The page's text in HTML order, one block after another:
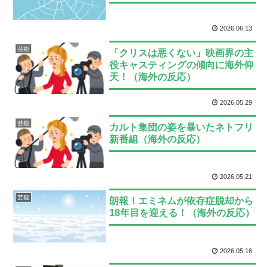
2026.06.13
芸能
「クリスは悪くない」映画界の主
役キャスティングの傾向に海外仰
天！（海外の反応）
2026.05.29
芸能
カルト集団の姿を暴いたネトフリ
新番組（海外の反応）
2026.05.21
芸能
朗報！エミネムが依存症脱却から
18年目を迎える！（海外の反応）
2026.05.16